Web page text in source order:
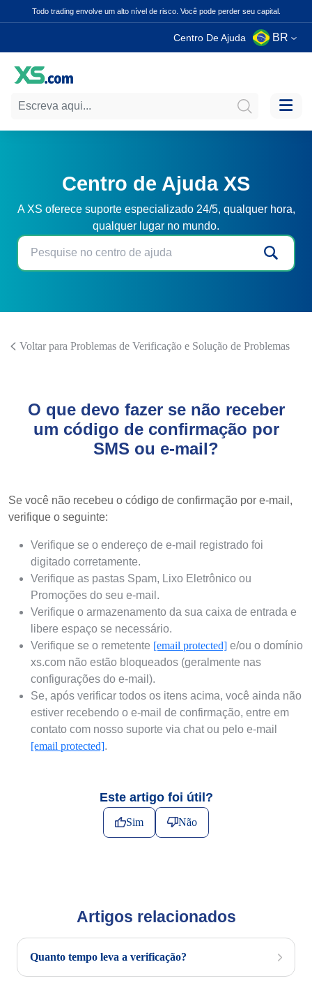
Todo trading envolve um alto nível de risco. Você pode perder seu capital.
Centro De Ajuda BR
Centro de Ajuda XS
A XS oferece suporte especializado 24/5, qualquer hora,
qualquer lugar no mundo.
Voltar para Problemas de Verificação e Solução de Problemas
O que devo fazer se não receber
um código de confirmação por
SMS ou e-mail?
Se você não recebeu o código de confirmação por e-mail,
verifique o seguinte:
Verifique se o endereço de e-mail registrado foi
digitado corretamente.
Verifique as pastas Spam, Lixo Eletrônico ou
Promoções do seu e-mail.
Verifique o armazenamento da sua caixa de entrada e
libere espaço se necessário.
Verifique se o remetente [email protected] e/ou o domínio
xs.com não estão bloqueados (geralmente nas
configurações do e-mail).
Se, após verificar todos os itens acima, você ainda não
estiver recebendo o e-mail de confirmação, entre em
contato com nosso suporte via chat ou pelo e-mail
[email protected].
Este artigo foi útil?
Sim Não
Artigos relacionados
Quanto tempo leva a verificação?